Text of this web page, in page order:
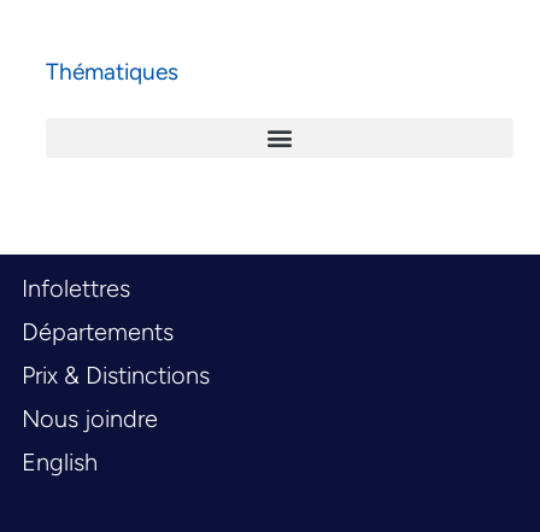
Thématiques
Infolettres
Départements
Prix & Distinctions
Nous joindre
English